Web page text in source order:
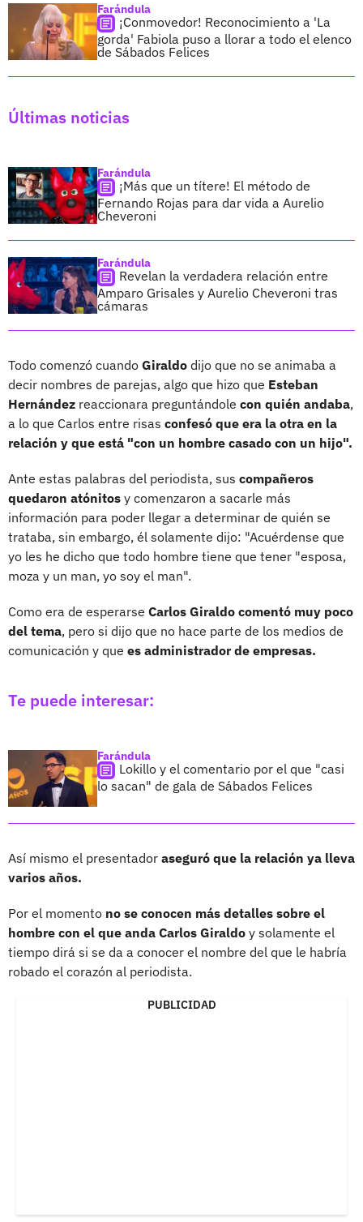
Farándula
¡Conmovedor! Reconocimiento a 'La
gorda' Fabiola puso a llorar a todo el elenco
de Sábados Felices
Últimas noticias
Farándula
¡Más que un títere! El método de
Fernando Rojas para dar vida a Aurelio
Cheveroni
Farándula
Revelan la verdadera relación entre
Amparo Grisales y Aurelio Cheveroni tras
cámaras
Todo comenzó cuando Giraldo dijo que no se animaba a
decir nombres de parejas, algo que hizo que Esteban
Hernández reaccionara preguntándole con quién andaba,
a lo que Carlos entre risas confesó que era la otra en la
relación y que está "con un hombre casado con un hijo".
Ante estas palabras del periodista, sus compañeros
quedaron atónitos y comenzaron a sacarle más
información para poder llegar a determinar de quién se
trataba, sin embargo, él solamente dijo: "Acuérdense que
yo les he dicho que todo hombre tiene que tener "esposa,
moza y un man, yo soy el man".
Como era de esperarse Carlos Giraldo comentó muy poco
del tema, pero si dijo que no hace parte de los medios de
comunicación y que es administrador de empresas.
Te puede interesar:
Farándula
Lokillo y el comentario por el que "casi
lo sacan" de gala de Sábados Felices
Así mismo el presentador aseguró que la relación ya lleva
varios años.
Por el momento no se conocen más detalles sobre el
hombre con el que anda Carlos Giraldo y solamente el
tiempo dirá si se da a conocer el nombre del que le habría
robado el corazón al periodista.
PUBLICIDAD